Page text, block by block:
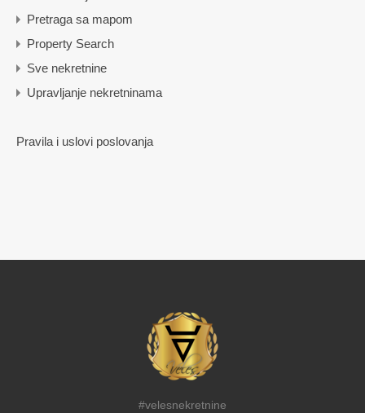
Pretraga sa mapom
Property Search
Sve nekretnine
Upravljanje nekretninama
Pravila i uslovi poslovanja
#velesnekretnine